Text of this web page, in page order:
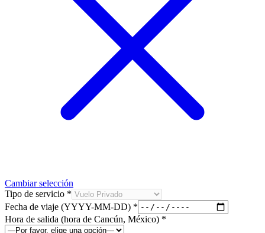
Cambiar selección
Tipo de servicio *
Fecha de viaje (YYYY-MM-DD) *
Hora de salida (hora de Cancún, México) *